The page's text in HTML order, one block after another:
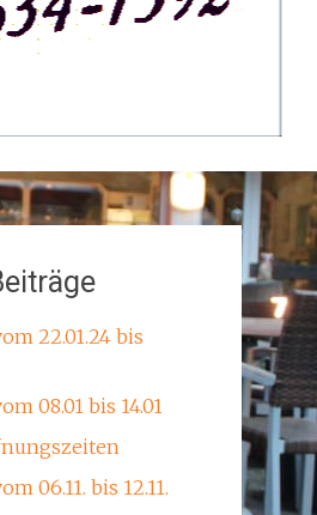
22.01.24 bis
08.01 bis 14.01
06.11. bis 12.11.